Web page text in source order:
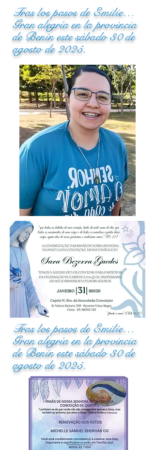
Tras los pasos de Emilie…
Gran alegría en la provincia
de Benin este sábado 30 de
agosto de 2025.
Tras los pasos de Emilie…
Gran alegría en la provincia
de Benin este sábado 30 de
agosto de 2025.